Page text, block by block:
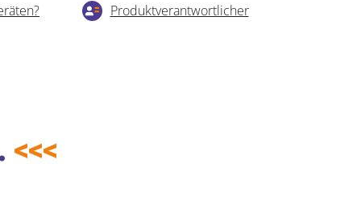
Produktverantwortlicher
<<<